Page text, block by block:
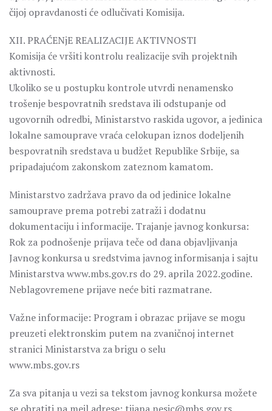
čijoj opravdanosti će odlučivati Komisija.
XII. PRAĆENjE REALIZACIJE AKTIVNOSTI
Komisija će vršiti kontrolu realizacije svih projektnih
aktivnosti.
Ukoliko se u postupku kontrole utvrdi nenamensko
trošenje bespovratnih sredstava ili odstupanje od
ugovornih odredbi, Ministarstvo raskida ugovor, a jedinica
lokalne samouprave vraća celokupan iznos dodeljenih
bespovratnih sredstava u budžet Republike Srbije, sa
pripadajućom zakonskom zateznom kamatom.
Ministarstvo zadržava pravo da od jedinice lokalne
samouprave prema potrebi zatraži i dodatnu
dokumentaciju i informacije. Trajanje javnog konkursa:
Rok za podnošenje prijava teče od dana objavljivanja
Javnog konkursa u sredstvima javnog informisanja i sajtu
Ministarstva www.mbs.gov.rs do 29. aprila 2022.godine.
Neblagovremene prijave neće biti razmatrane.
Važne informacije: Program i obrazac prijave se mogu
preuzeti elektronskim putem na zvaničnoj internet
stranici Ministarstva za brigu o selu
www.mbs.gov.rs
Za sva pitanja u vezi sa tekstom javnog konkursa možete